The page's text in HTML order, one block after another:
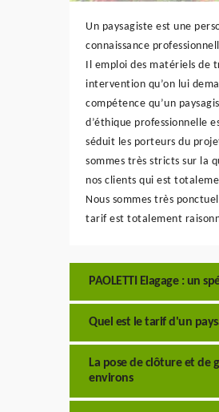
Un paysagiste est une
connaissance
Il emploi des matériels de
intervention qu’on lui
compétence qu’un
d’éthique professionnelle
séduit les porteurs du
sommes très stricts sur la
nos clients qui est
Nous sommes très
tarif est totalement
PAOLETTI Elagage : un
Quel est le tarif d'un
La pose de clôture et de
environs